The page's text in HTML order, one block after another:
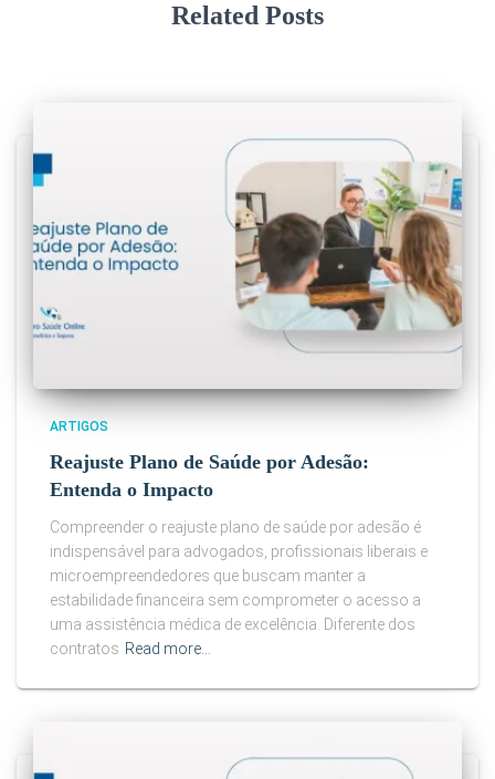
Related Posts
ARTIGOS
Reajuste Plano de Saúde por Adesão:
Entenda o Impacto
Compreender o reajuste plano de saúde por adesão é
indispensável para advogados, profissionais liberais e
microempreendedores que buscam manter a
estabilidade financeira sem comprometer o acesso a
uma assistência médica de excelência. Diferente dos
contratos Read more…